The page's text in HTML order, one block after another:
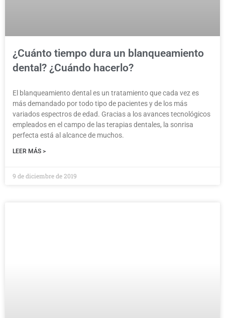
¿Cuánto tiempo dura un blanqueamiento
dental? ¿Cuándo hacerlo?
El blanqueamiento dental es un tratamiento que cada vez es
más demandado por todo tipo de pacientes y de los más
variados espectros de edad. Gracias a los avances tecnológicos
empleados en el campo de las terapias dentales, la sonrisa
perfecta está al alcance de muchos.
LEER MÁS >
9 de diciembre de 2019